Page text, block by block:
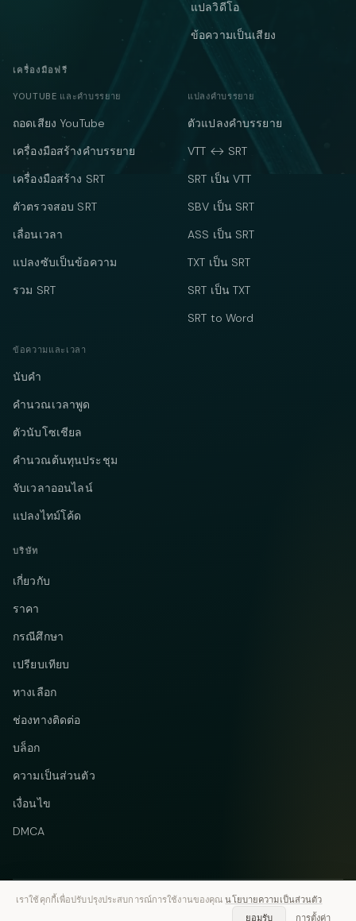
แปลวิดีโอ
ข้อความเป็นเสียง
เครื่องมือฟรี
YOUTUBE และคำบรรยาย
ถอดเสียง YouTube
เครื่องมือสร้างคำบรรยาย
เครื่องมือสร้าง SRT
ตัวตรวจสอบ SRT
เลื่อนเวลา
แปลงซับเป็นข้อความ
รวม SRT
แปลงคำบรรยาย
ตัวแปลงคำบรรยาย
VTT ↔ SRT
SRT เป็น VTT
SBV เป็น SRT
ASS เป็น SRT
TXT เป็น SRT
SRT เป็น TXT
SRT to Word
ข้อความและเวลา
นับคำ
คำนวณเวลาพูด
ตัวนับโซเชียล
คำนวณต้นทุนประชุม
จับเวลาออนไลน์
แปลงไทม์โค้ด
บริษัท
เกี่ยวกับ
ราคา
กรณีศึกษา
เปรียบเทียบ
ทางเลือก
ช่องทางติดต่อ
บล็อก
ความเป็นส่วนตัว
เงื่อนไข
DMCA
© 2026 Vastflow. สงวนลิขสิทธิ์ TelegramInstagram
เราใช้คุกกี้เพื่อปรับปรุงประสบการณ์การใช้งานของคุณนโยบายความเป็นส่วนตัว
ยอมรับ
การตั้งค่า